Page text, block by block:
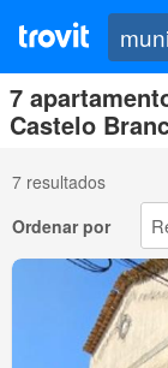
7
Castelo
7 resultados
Ordenar por